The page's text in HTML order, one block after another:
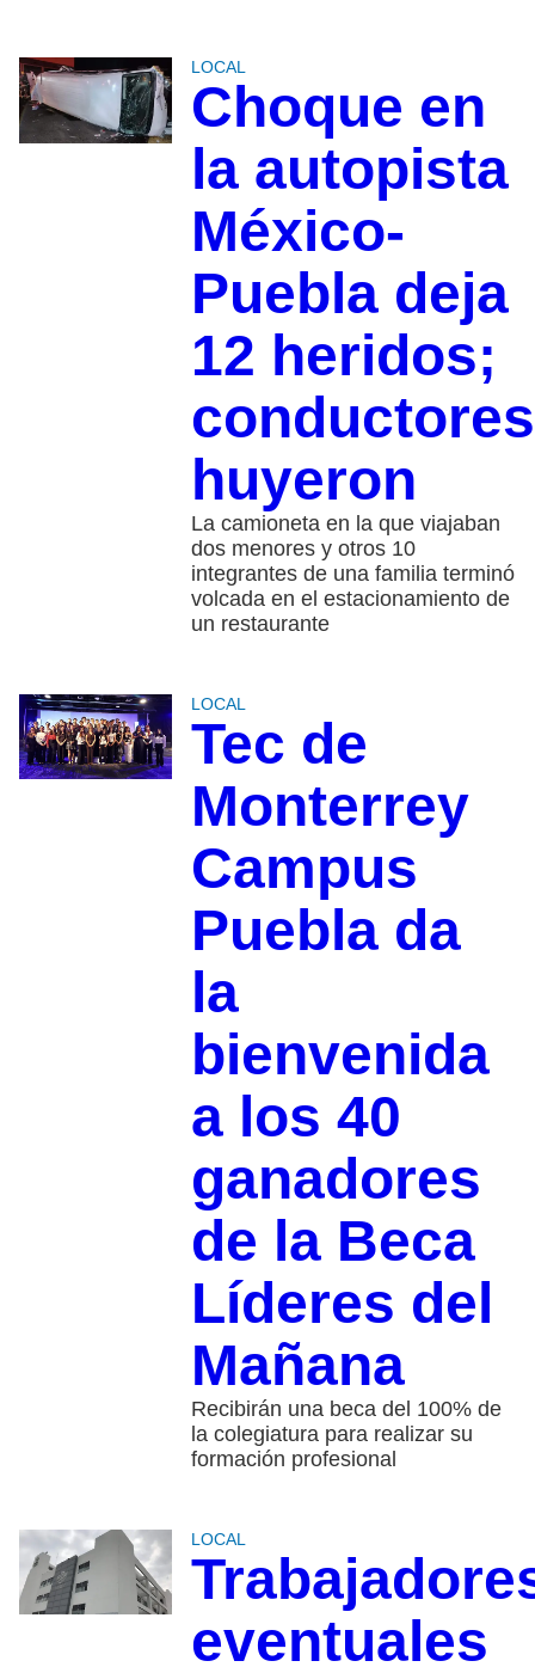
LOCAL
Choque en
la autopista
México-
Puebla deja
12 heridos;
conductores
huyeron
La camioneta en la que viajaban
dos menores y otros 10
integrantes de una familia terminó
volcada en el estacionamiento de
un restaurante
LOCAL
Tec de
Monterrey
Campus
Puebla da
la
bienvenida
a los 40
ganadores
de la Beca
Líderes del
Mañana
Recibirán una beca del 100% de
la colegiatura para realizar su
formación profesional
LOCAL
eventuales